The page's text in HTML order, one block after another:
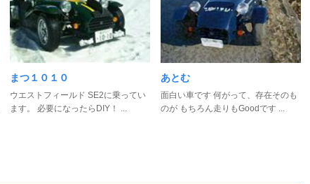
まつ１０１０
ウエストフィールド SE2に乗ってい
ます。 必要になったらDIY！ ...
あとむ
面白い車です 何がって、存在そのも
のが もちろん走りもGoodです ...